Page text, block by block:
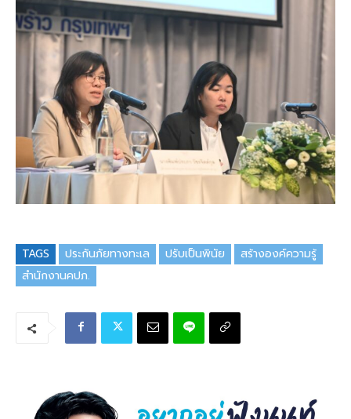
TAGS ประกันภัยทางทะเล ปรับเป็นพินัย
สร้างองค์ความรู้
สำนักงานคปภ.